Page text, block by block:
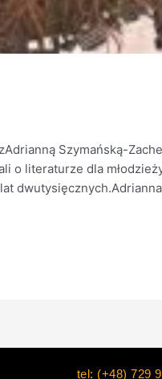
Szymańską-
o literaturze dla
tel: (+48) 729